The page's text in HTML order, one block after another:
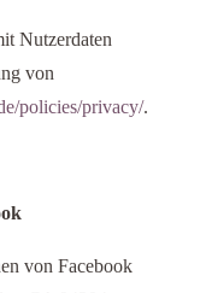
Nutzerdaten
von
policies/privacy/.
von Facebook